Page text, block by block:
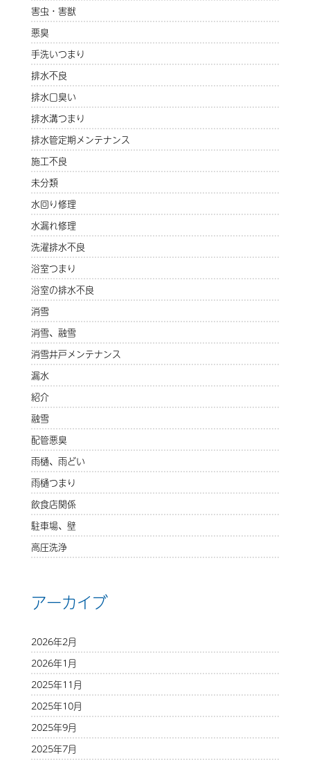
害虫・害獣
悪臭
手洗いつまり
排水不良
排水口臭い
排水溝つまり
排水管定期メンテナンス
施工不良
未分類
水回り修理
水漏れ修理
洗濯排水不良
浴室つまり
浴室の排水不良
消雪
消雪、融雪
消雪井戸メンテナンス
漏水
紹介
融雪
配管悪臭
雨樋、雨どい
雨樋つまり
飲食店関係
駐車場、壁
高圧洗浄
アーカイブ
2026年2月
2026年1月
2025年11月
2025年10月
2025年9月
2025年7月